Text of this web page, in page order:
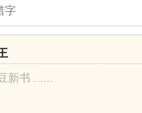
新书 ......